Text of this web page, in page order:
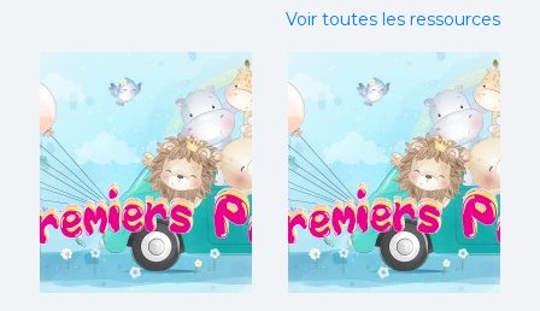
Voir toutes les ressources